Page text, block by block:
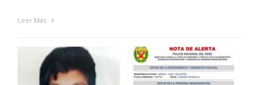
Leer Más